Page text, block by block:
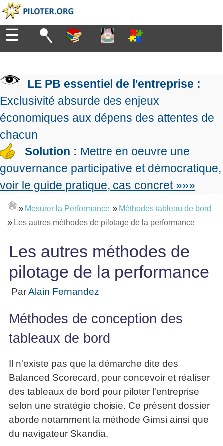
Diriger
de
l'entreprise
Démocratique
Conception
la
de
La
Performance
Le
contrôle
gestion
Tous
les
articles
Diriger
▶
Innover
en
équipe
L'Innovation
et
la
Organiser
la
production
L'Excellence
Opérationnelle
Lean
Management
La
Méthode
Le
Management
Qualité
Les
de
la
Qualité
Le
Supply
Management
▶
Tous
articles
Organiser
Manager
Manager
projets
Les
Outils
du
de
projet
Méthodes
projet
Construire
Gestion
risques
Tous
articles
Projet
»»»
▶
L'Efficacité
du
Manager
Comment
Progresser
▶
Mesurer
la
performance
Tableau
de
La
Méthode
Gimsi
Le
de
Bord
avec
Excel
▶
les
articles
Mesurer
»»»
▶
Analyser
Entreprendre
▶
Salarié→Entrepreneur
La
se
Outils
pour
Gérer
son
Entreprise
Le
métier
de
consultant
freelance
▶
Secrets
Se
▶
gratuit
de
l'Autoformation
d'autoformation
7
pour
réussir
Comment
s'auto-
Tous
les
articles
Se
★
articles
classés
★
☰
LE PB essentiel de l'entreprise :
Exclusivité absurde des enjeux
économiques aux dépens des attentes de
chacun
Solution : Mettre en oeuvre une
gouvernance participative et démocratique,
voir le guide pratique, cas concret »»»
» Mesurer la Performance » Méthodes tableau de bord
» Les autres méthodes de pilotage de la performance
Les autres méthodes de
pilotage de la performance
ParAlain Fernandez
Méthodes de conception des
tableaux de bord
Il n'existe pas que la démarche dite des
Balanced Scorecard, pour concevoir et réaliser
des tableaux de bord pour piloter l'entreprise
selon une stratégie choisie. Ce présent dossier
aborde notamment la méthode Gimsi ainsi que
du navigateur Skandia.